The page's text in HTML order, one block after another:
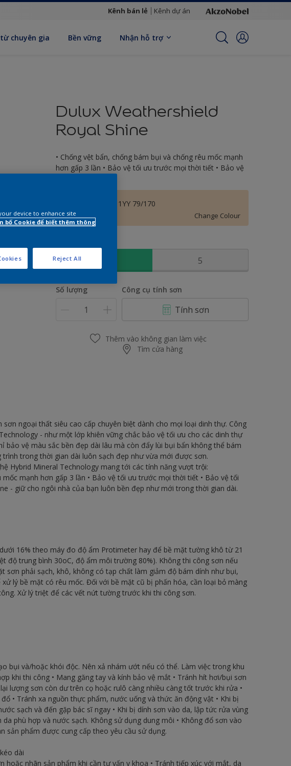
Kênh bán lẻ Kênh dự án
chuyên gia Bền vững Nhận hỗ trợ
Dulux Weathershield
Royal Shine
• Chống vệt bẩn, chống bám bụi và chống rêu mốc mạnh
hơn gấp 3 lần • Bảo vệ tối ưu trước mọi thời tiết • Bảo vệ
Patio Orange 11YY 79/170
Change Colour
5
Số lượng Công cụ tính sơn
Tính sơn
Thêm vào không gian làm việc
Tìm cửa hàng
sơn ngoại thất siêu cao cấp chuyên biệt dành cho mọi loại dinh thự. Công
- như một lớp khiên vững chắc bảo vệ tối ưu cho các dinh thự
bảo vệ màu sắc bền đẹp dài lâu mà còn đẩy lùi bụi bẩn không thể bám
trong thời gian dài luôn sạch đẹp như vừa mới được sơn.
Hybrid Mineral Technology mang tới các tính năng vượt trội:
mốc mạnh hơn gấp 3 lần • Bảo vệ tối ưu trước mọi thời tiết • Bảo vệ tối
- giữ cho ngôi nhà của bạn luôn bền đẹp như mới trong thời gian dài.
16% theo máy đo độ ẩm Protimeter hay để bề mặt tường khô từ 21
độ trung bình 30oC, độ ẩm môi trường 80%). Không thi công sơn nếu
sơn phải sạch, khô, không có tạp chất làm giảm độ bám dính như bụi,
lý bề mặt có rêu mốc. Đối với bề mặt cũ bị phấn hóa, cần loại bỏ màng
Xử lý triệt để các vết nứt tường trước khi thi công sơn.
bụi và/hoặc khói độc. Nên xả nhám ướt nếu có thể. Làm việc trong khu
khi thi công • Mang găng tay và kính bảo vệ mắt • Tránh hít hơi/bụi sơn
lượng sơn còn dư trên cọ hoặc rulô càng nhiều càng tốt trước khi rửa •
• Tránh xa nguồn thực phẩm, nước uống và thức ăn động vật • Khi bị
sạch và đến gặp bác sĩ ngay • Khi bị dính sơn vào da, lập tức rửa vùng
phù hợp và nước sạch. Không sử dụng dung môi • Không đổ sơn vào
sản phẩm được cung cấp theo yêu cầu sử dụng.
dài
hoặc nhãn sản phẩm khi cần tư vấn y khoa • Tránh tiếp xúc với mắt, da
device to enhance site
bố Cookie để biết thêm thông
Reject All